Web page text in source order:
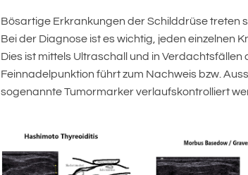
Bösartige Erkrankungen der Schilddrüse treten
Bei der Diagnose ist es wichtig, jeden einzelnen
Dies ist mittels Ultraschall und in
Feinnadelpunktion führt zum Nachweis bzw.
sogenannte Tumormarker verlaufskontrolliert